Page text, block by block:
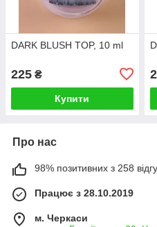
DARK BLUSH TOP, 10 ml
225 ₴
Купити
Про нас
98% позитивних з 258
Працює з 28.10.2019
м. Черкаси